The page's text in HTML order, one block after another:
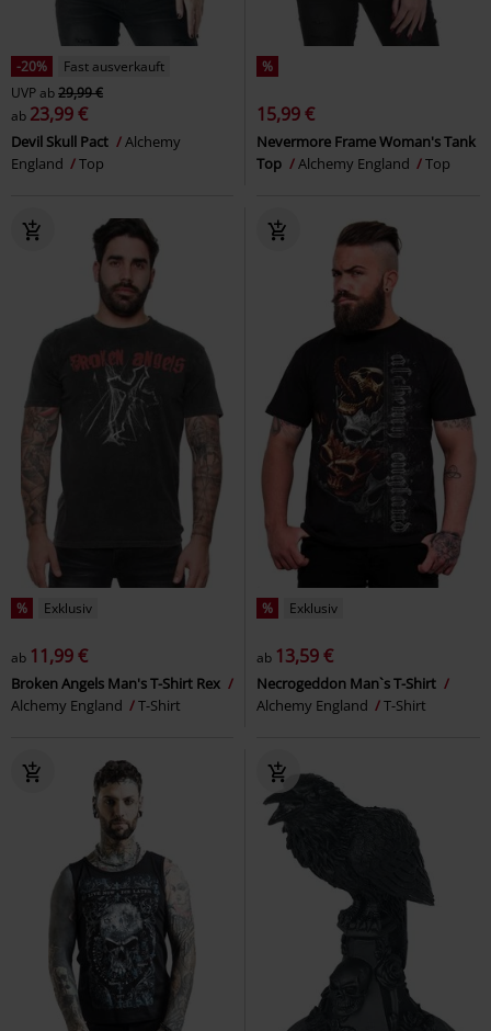
-20%
Fast ausverkauft
UVPab29,99 €
ab 23,99 €
Devil Skull Pact
Alchemy
England
Top
%
15,99 €
Nevermore Frame Woman's Tank
Top
Alchemy England Top
% Exklusiv
ab 11,99 €
Broken Angels Man's T-Shirt Rex
Alchemy England
T-Shirt
% Exklusiv
ab 13,59 €
Necrogeddon Man`s T-Shirt
Alchemy England
T-Shirt